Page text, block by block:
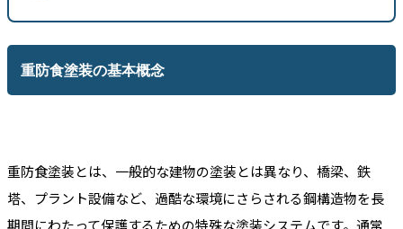
重防食塗装の基本概念
重防食塗装とは、一般的な建物の塗装とは異なり、橋梁、鉄
塔、プラント設備など、過酷な環境にさらされる鋼構造物を長